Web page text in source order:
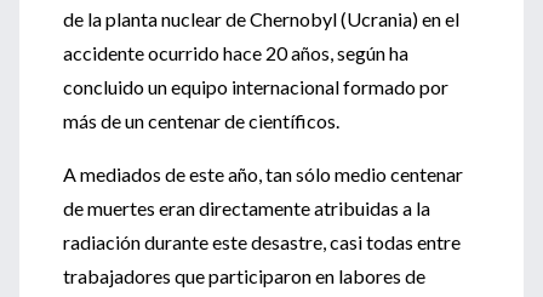
de la planta nuclear de Chernobyl (Ucrania) en el
accidente ocurrido hace 20 años, según ha
concluido un equipo internacional formado por
más de un centenar de científicos.
A mediados de este año, tan sólo medio centenar
de muertes eran directamente atribuidas a la
radiación durante este desastre, casi todas entre
trabajadores que participaron en labores de